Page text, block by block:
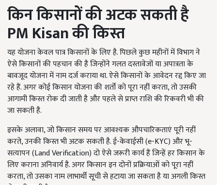
किन किसानों की अटक सकती है
PM Kisanकी किस्त
यह योजना केवल पात्र किसानों के लिए है. पिछले कुछ महीनों में विभाग ने
ऐसे किसानों की पहचान की है जिन्होंने गलत दस्तावेजों या अपात्रता के
बावजूद योजना में नाम दर्ज कराया था. ऐसे किसानों के आवेदन रद्द किए जा
रहे हैं. अगर कोई किसान योजना की शर्तों को पूरा नहीं करता, तो उसकी
आगामी किस्त रोक दी जाती है और पहले से प्राप्त राशि की रिकवरी भी की
जा सकती है.
इसके अलावा, जो किसान समय पर आवश्यक औपचारिकताएं पूरी नहीं
करते, उनकी किस्त भी अटक सकती है. ई-केवाईसी (e-KYC) और भू-
सत्यापन (Land Verification) दो ऐसे जरूरी कार्य हैं जिन्हें हर किसान के
लिए कराना अनिवार्य है. अगर किसान इन दोनों प्रक्रियाओं को पूरा नहीं
करता, तो उसका नाम लाभार्थी सूची से हटाया जा सकता है या अगली किस्त